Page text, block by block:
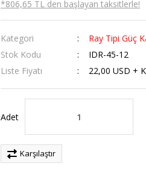
*806,65 TL den başlayan taksitlerle!
Kategori
Ray Tipi Güç
Stok Kodu
IDR-45-12
Liste Fiyatı
22,00 USD +
Adet
Karşılaştır